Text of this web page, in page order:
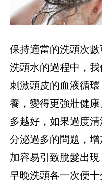
保持適當的洗頭次
洗頭水的過程中，
刺激頭皮的血液循
養，變得更強壯健
多越好，如果過度
分泌過多的問題，
加容易引致脫髮出
早晚洗頭各一次便十